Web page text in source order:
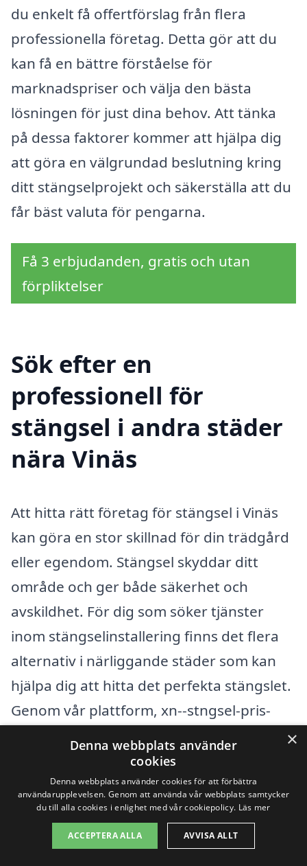
du enkelt få offertförslag från flera
professionella företag. Detta gör att du
kan få en bättre förståelse för
marknadspriser och välja den bästa
lösningen för just dina behov. Att tänka
på dessa faktorer kommer att hjälpa dig
att göra en välgrundad beslutning kring
ditt stängselprojekt och säkerställa att du
får bäst valuta för pengarna.
Få 3 erbjudanden, gratis och utan
förpliktelser
Sök efter en
professionell för
stängsel i andra städer
nära Vinäs
Att hitta rätt företag för stängsel i Vinäs
kan göra en stor skillnad för din trädgård
eller egendom. Stängsel skyddar ditt
område och ger både säkerhet och
avskildhet. För dig som söker tjänster
inom stängselinstallering finns det flera
alternativ i närliggande städer som kan
hjälpa dig att hitta det perfekta stängslet.
Genom vår plattform, xn--stngsel-pris-
hcb.se, kan du enkelt få kontakt med olika
företag som är specialiserade på
stängselarbete.
Några av de städer nära Vinäs där du kan
hitta professionella stängselfirmor
×
Denna webbplats använder
cookies
Denna webbplats använder cookies för att förbättra
användarupplevelsen. Genom att använda vår webbplats samtycker
du till alla cookies i enlighet med vår cookiepolicy. Läs mer
ACCEPTERA ALLA AVVISA ALLT